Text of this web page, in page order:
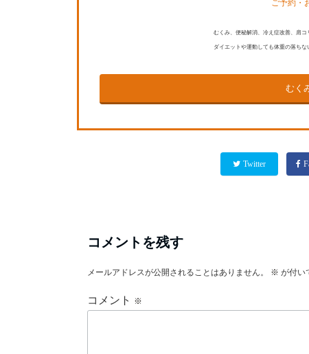
ご予約・
むくみ、便秘解消、冷え症改善、肩
ダイエットや運動しても体重の落ち
むく
Twitter
コメントを残す
メールアドレスが公開されることはありません。 ※ が付い
コメント ※